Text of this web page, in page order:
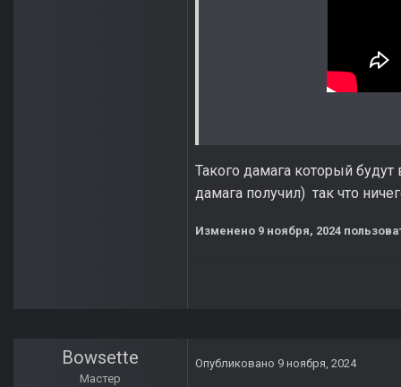
Такого дамага который
дамага получил) так что
Изменено 9 ноября, 2024
Bowsette
Мастер
Опубликовано 9 ноября, 2024